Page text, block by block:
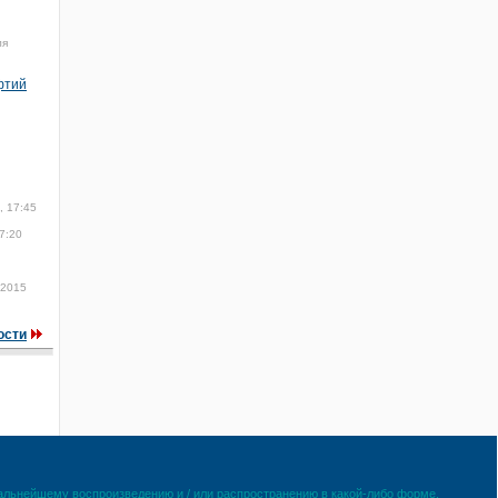
17:45
воспроизведению и / или распространению в какой-либо форме,